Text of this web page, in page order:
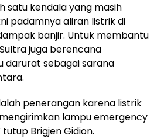
satu kendala yang masih
padamnya aliran listrik di
banjir. Untuk membantu
juga berencana
darurat sebagai sarana
penerangan karena listrik
lampu emergency
Brigjen Gidion.